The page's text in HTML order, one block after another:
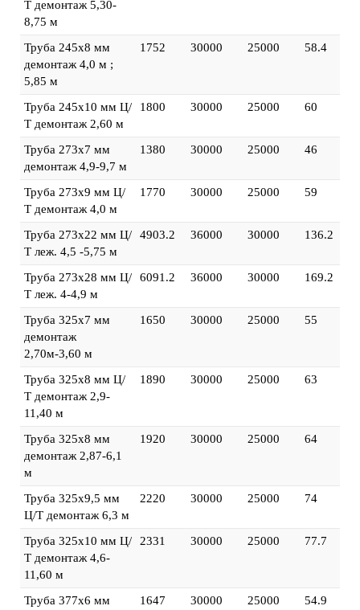
Т демонтаж 5,30-
8,75 м
Труба 245х8 мм
демонтаж 4,0 м ;
5,85 м
1752 30000 25000 58.4
Труба 245х10 мм Ц/
Т демонтаж 2,60 м
1800 30000 25000 60
Труба 273х7 мм
демонтаж 4,9-9,7 м
1380 30000 25000 46
Труба 273х9 мм Ц/
Т демонтаж 4,0 м
1770 30000 25000 59
Труба 273х22 мм Ц/
Т леж. 4,5 -5,75 м
4903.2 36000 30000 136.2
Труба 273х28 мм Ц/
Т леж. 4-4,9 м
6091.2 36000 30000 169.2
Труба 325х7 мм
демонтаж
2,70м-3,60 м
1650 30000 25000 55
Труба 325х8 мм Ц/
Т демонтаж 2,9-
11,40 м
1890 30000 25000 63
Труба 325х8 мм
демонтаж 2,87-6,1
м
1920 30000 25000 64
Труба 325х9,5 мм
Ц/Т демонтаж 6,3 м
2220 30000 25000 74
Труба 325х10 мм Ц/
Т демонтаж 4,6-
11,60 м
2331 30000 25000 77.7
Труба 377х6 мм
1647 30000 25000 54.9